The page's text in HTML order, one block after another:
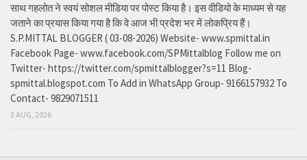
साथ गहलोत ने स्वयं सोशल मीडिया पर पोस्ट किया है। इस वीडियो के माध्यम से यह
जताने का प्रयास किया गया है कि वे आज भी प्रदेश भर में लोकप्रिय हैं।
S.P.MITTAL BLOGGER ( 03-08-2026) Website- www.spmittal.in
Facebook Page- www.facebook.com/SPMittalblog Follow me on
Twitter- https://twitter.com/spmittalblogger?s=11 Blog-
spmittal.blogspot.com To Add in WhatsApp Group- 9166157932 To
Contact- 9829071511
3 AUG, 2026